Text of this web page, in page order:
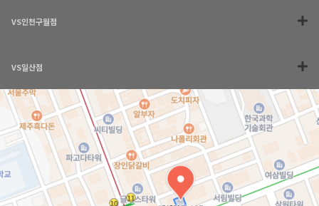
VS인천구월점
VS일산점